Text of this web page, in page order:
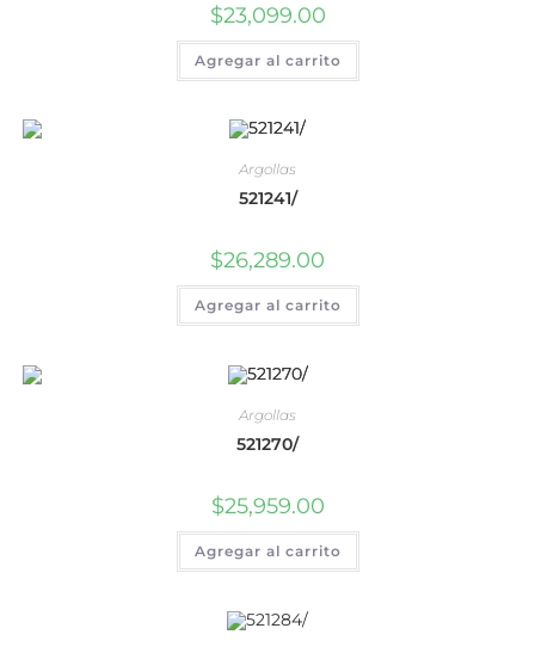
$23,099.00
Agregar al carrito
Argollas
521241/
$26,289.00
Agregar al carrito
Argollas
521270/
$25,959.00
Agregar al carrito